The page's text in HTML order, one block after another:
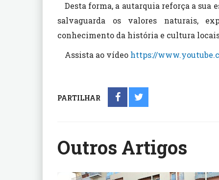
Desta forma, a autarquia reforça a sua
salvaguarda os valores naturais,
conhecimento da história e cultura
Assista ao vídeo https://
PARTILHAR
Outros Artigos